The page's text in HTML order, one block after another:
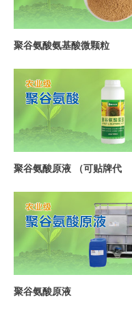
聚谷氨酸氨基酸微颗粒
聚谷氨酸原液 （可贴牌代
聚谷氨酸原液